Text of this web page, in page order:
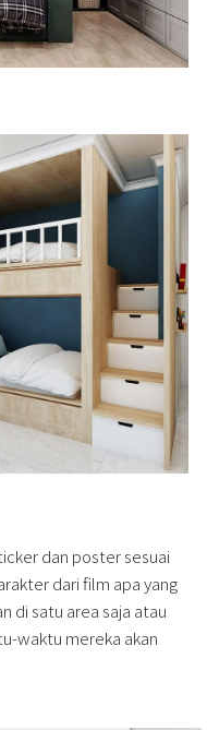
dan poster sesuai
dari film apa yang
di satu area saja atau
waktu mereka akan